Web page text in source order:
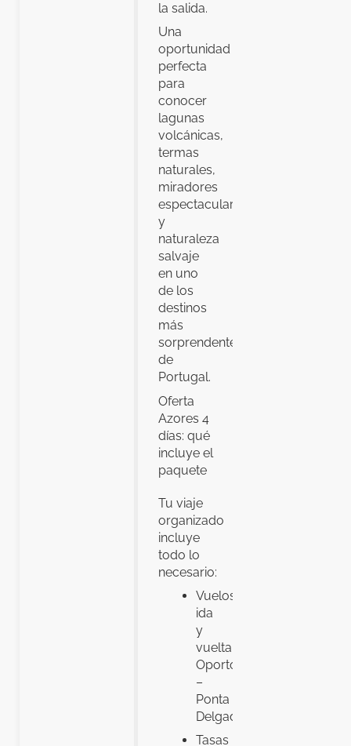
la salida.
Una
oportunidad
perfecta
para
conocer
lagunas
volcánicas,
termas
naturales,
miradores
espectaculares
y
naturaleza
salvaje
en uno
de los
destinos
más
sorprendentes
de
Portugal.
Oferta
Azores 4
días: qué
incluye el
paquete
Tu viaje
organizado
incluye
todo lo
necesario:
Vuelos
ida
y
vuelta
Oporto
–
Ponta
Delgada
Tasas